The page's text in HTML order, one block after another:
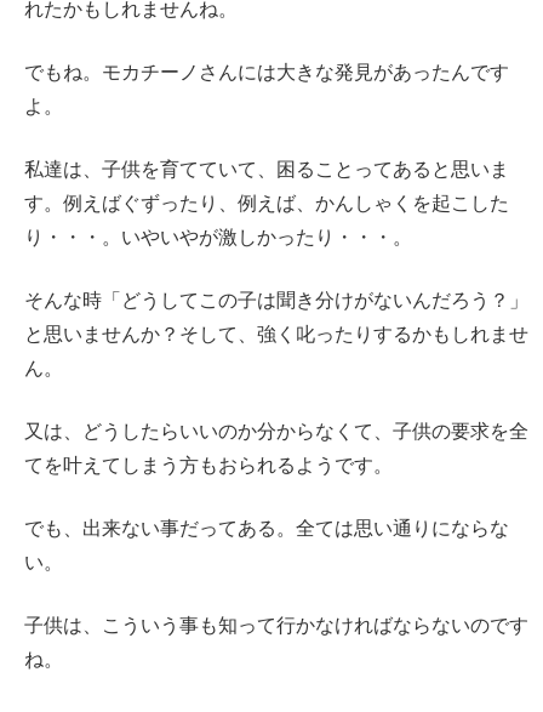
れたかもしれませんね。
でもね。モカチーノさんには大きな発見があったんです
よ。
私達は、子供を育てていて、困ることってあると思いま
す。例えばぐずったり、例えば、かんしゃくを起こした
り・・・。いやいやが激しかったり・・・。
そんな時「どうしてこの子は聞き分けがないんだろう？」
と思いませんか？そして、強く叱ったりするかもしれませ
ん。
又は、どうしたらいいのか分からなくて、子供の要求を全
てを叶えてしまう方もおられるようです。
でも、出来ない事だってある。全ては思い通りにならな
い。
子供は、こういう事も知って行かなければならないのです
ね。